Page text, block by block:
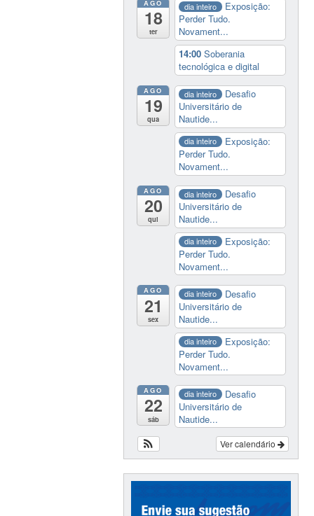
AGO
18
ter
dia inteiro
Exposição:
Perder Tudo.
Novament...
14:00Soberania
tecnológica e digital
AGO
19
qua
dia inteiro
Desafio
Universitário de
Nautide...
dia inteiro
Exposição:
Perder Tudo.
Novament...
AGO
20
qui
dia inteiro
Desafio
Universitário de
Nautide...
dia inteiro
Exposição:
Perder Tudo.
Novament...
AGO
21
sex
dia inteiro
Desafio
Universitário de
Nautide...
dia inteiro
Exposição:
Perder Tudo.
Novament...
AGO
22
sáb
dia inteiro
Desafio
Universitário de
Nautide...
Ver calendário